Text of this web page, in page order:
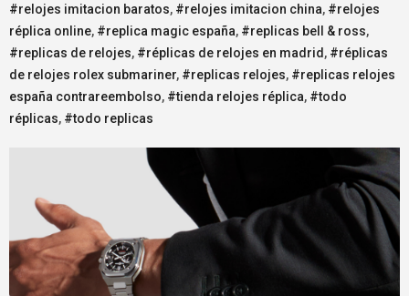
#relojes imitacion baratos, #relojes imitacion china, #relojes
réplica online, #replica magic españa, #replicas bell & ross,
#replicas de relojes, #réplicas de relojes en madrid , #réplicas
de relojes rolex submariner, #replicas relojes, #replicas relojes
españa contrareembolso, #tienda relojes réplica, #todo
réplicas, #todo replicas